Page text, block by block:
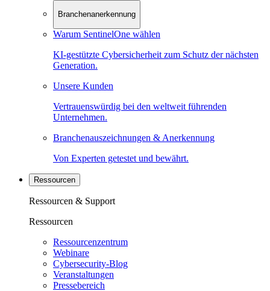
Branchenanerkennung
Warum SentinelOne wählen
KI-gestützte Cybersicherheit zum Schutz der nächsten
Generation.
Unsere Kunden
Vertrauenswürdig bei den weltweit führenden
Unternehmen.
Branchenauszeichnungen & Anerkennung
Von Experten getestet und bewährt.
Ressourcen
Ressourcen & Support
Ressourcen
Ressourcenzentrum
Webinare
Cybersecurity-Blog
Veranstaltungen
Pressebereich